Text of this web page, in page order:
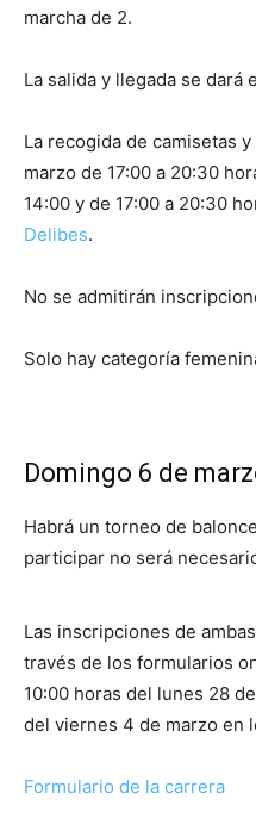
marcha de 2.
La salida y llegada se dará
La recogida de camisetas
marzo de 17:00 a 20:30
14:00 y de 17:00 a 20:30
Delibes.
No se admitirán
Solo hay categoría
Domingo 6 de
Habrá un torneo de
participar no será
Las inscripciones de ambas
través de los formularios
10:00 horas del lunes 28
del viernes 4 de marzo en
Formulario de la carrera